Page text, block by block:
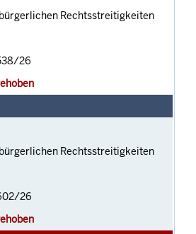
Rechtsstreitigkeiten
26
Rechtsstreitigkeiten
26